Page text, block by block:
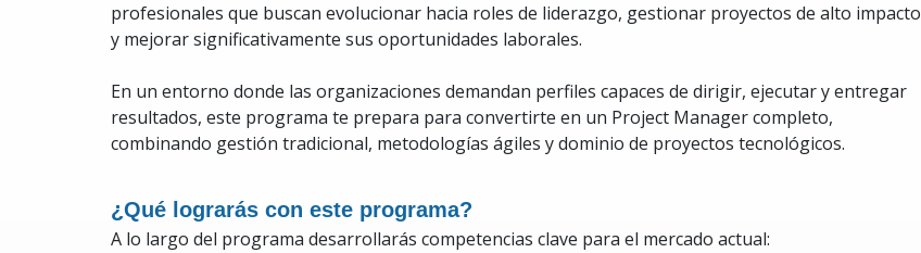
profesionales que buscan evolucionar hacia roles de liderazgo, gestionar proyectos de alto impacto
y mejorar significativamente sus oportunidades laborales.
En un entorno donde las organizaciones demandan perfiles capaces de dirigir, ejecutar y entregar
resultados, este programa te prepara para convertirte en un Project Manager completo,
combinando gestión tradicional, metodologías ágiles y dominio de proyectos tecnológicos.
¿Qué lograrás con este programa?
A lo largo del programa desarrollarás competencias clave para el mercado actual: